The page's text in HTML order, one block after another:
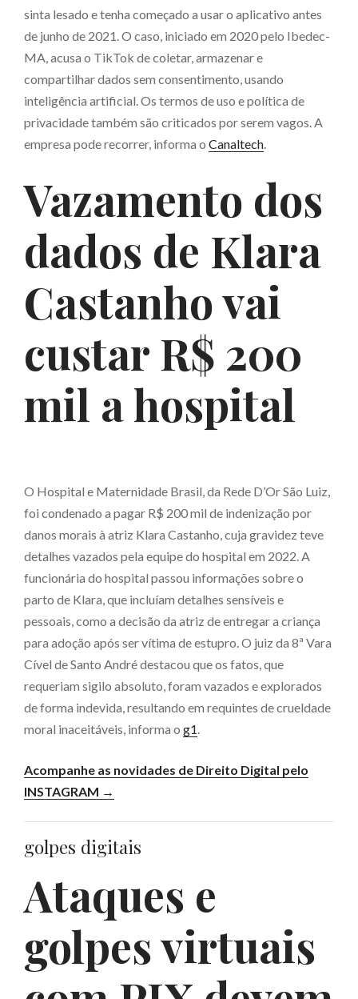
sinta lesado e tenha começado a usar o aplicativo antes
de junho de 2021. O caso, iniciado em 2020 pelo Ibedec-
MA, acusa o TikTok de coletar, armazenar e
compartilhar dados sem consentimento, usando
inteligência artificial. Os termos de uso e política de
privacidade também são criticados por serem vagos. A
empresa pode recorrer, informa o Canaltech
Vazamento dos
dados de Klara
Castanho vai
custar R$ 200
mil a hospital
O Hospital e Maternidade Brasil, da Rede D’Or São Luiz,
foi condenado a pagar R$ 200 mil de indenização por
danos morais à atriz Klara Castanho, cuja gravidez teve
detalhes vazados pela equipe do hospital em 2022. A
funcionária do hospital passou informações sobre o
parto de Klara, que incluíam detalhes sensíveis e
pessoais, como a decisão da atriz de entregar a criança
para adoção após ser vítima de estupro. O juiz da 8ª Vara
Cível de Santo André destacou que os fatos, que
requeriam sigilo absoluto, foram vazados e explorados
de forma indevida, resultando em requintes de crueldade
moral inaceitáveis, informa o g1
Acompanhe as novidades de Direito Digital pelo
INSTAGRAM →
golpes digitais
Ataques e
golpes virtuais